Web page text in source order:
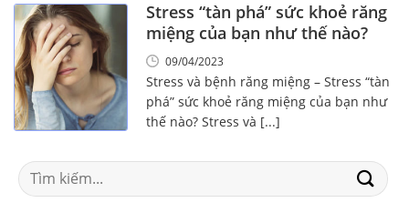
Stress “tàn phá” sức khoẻ răng
miệng của bạn như thế nào?
09/04/2023
Stress và bệnh răng miệng – Stress “tàn
phá” sức khoẻ răng miệng của bạn như
thế nào? Stress và [...]
Search
for: